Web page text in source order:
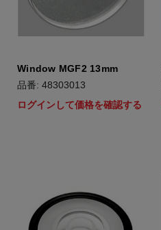
Window MGF2 13mm
品番: 48303013
ログインして価格を確認する